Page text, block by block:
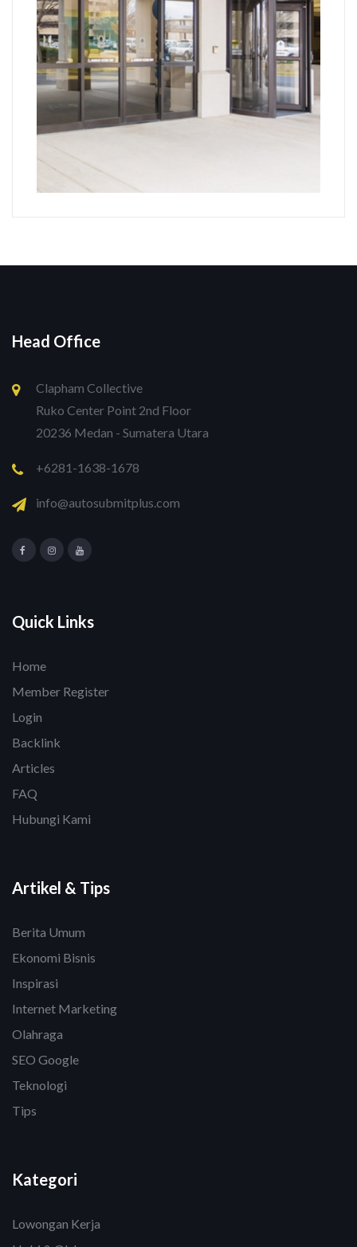
Head Office
Clapham Collective
Ruko Center Point 2nd Floor
20236 Medan - Sumatera Utara
+6281-1638-1678
info@autosubmitplus.com
Quick Links
Home
Member Register
Login
Backlink
Articles
FAQ
Hubungi Kami
Artikel & Tips
Berita Umum
Ekonomi Bisnis
Inspirasi
Internet Marketing
Olahraga
SEO Google
Teknologi
Tips
Kategori
Lowongan Kerja